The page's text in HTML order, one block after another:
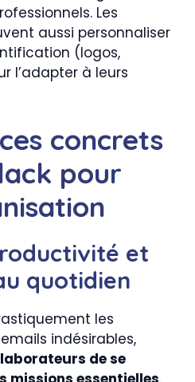
Les
aussi personnaliser
(logos,
l’adapter à leurs
concrets
pour
et
quotidien
les
indésirables,
de se